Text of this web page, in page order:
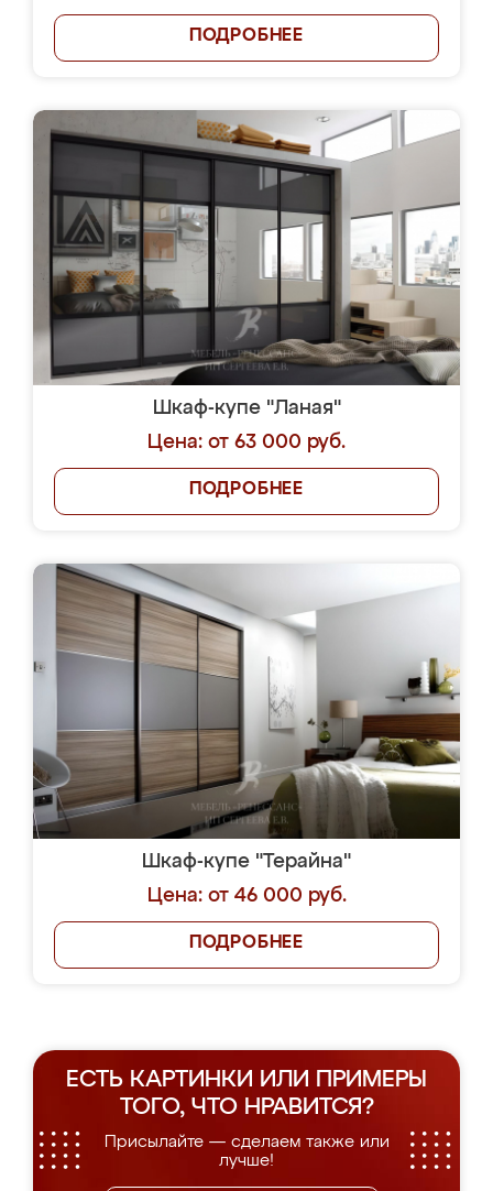
ПОДРОБНЕЕ
Шкаф-купе "Ланая"
Цена: от 63 000 руб.
ПОДРОБНЕЕ
Шкаф-купе "Терайна"
Цена: от 46 000 руб.
ПОДРОБНЕЕ
ЕСТЬ КАРТИНКИ ИЛИ ПРИМЕРЫ
ТОГО, ЧТО НРАВИТСЯ?
Присылайте — сделаем также или
лучше!